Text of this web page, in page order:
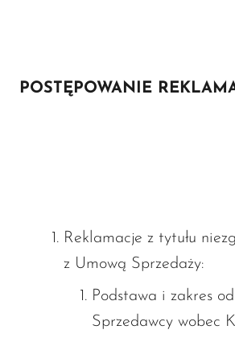
POSTĘPOWANIE
Reklamacje z tytułu
z Umową Sprzedaży:
Podstawa i zakres
Sprzedawcy wobec